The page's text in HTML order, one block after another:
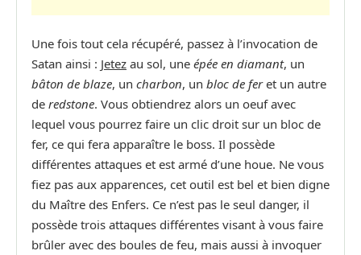
Une fois tout cela récupéré, passez à l’invocation de
Satan ainsi : Jetez au sol, une épée en diamant, un
bâton de blaze, un charbon, un bloc de feret un autre
de redstone. Vous obtiendrez alors un oeuf avec
lequel vous pourrez faire un clic droit sur un bloc de
fer, ce qui fera apparaître le boss. Il possède
différentes attaques et est armé d’une houe. Ne vous
fiez pas aux apparences, cet outil est bel et bien digne
du Maître des Enfers. Ce n’est pas le seul danger, il
possède trois attaques différentes visant à vous faire
brûler avec des boules de feu, mais aussi à invoquer